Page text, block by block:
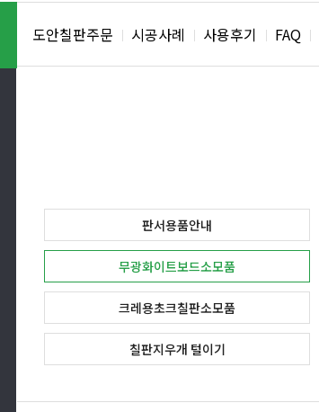
도안칠판주문 시공사례 사용후기 FAQ
판서용품안내
무광화이트보드소모품
크레용초크칠판소모품
칠판지우개 털이기